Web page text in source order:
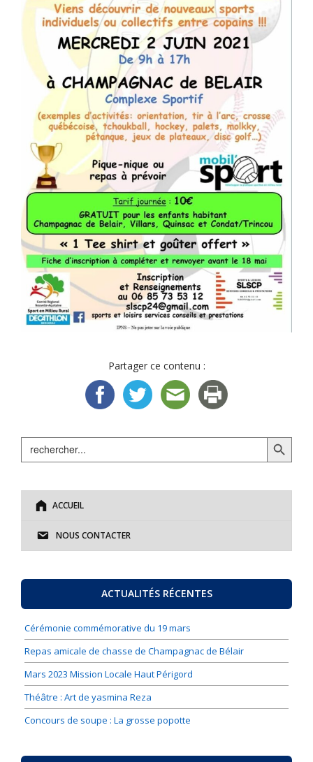
Search Search Button
ACCUEIL
NOUS CONTACTER
ACTUALITÉS RÉCENTES
Cérémonie commémorative du 19 mars
Repas amicale de chasse de Champagnac de Bélair
Mars 2023 Mission Locale Haut Périgord
Théâtre : Art de yasmina Reza
Concours de soupe : La grosse popotte
Partager ce contenu :